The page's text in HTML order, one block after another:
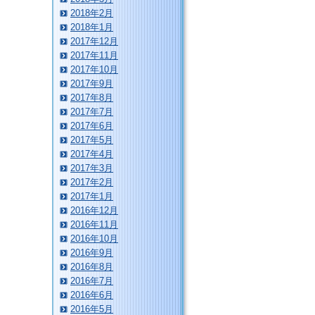
2018年2月
2018年1月
2017年12月
2017年11月
2017年10月
2017年9月
2017年8月
2017年7月
2017年6月
2017年5月
2017年4月
2017年3月
2017年2月
2017年1月
2016年12月
2016年11月
2016年10月
2016年9月
2016年8月
2016年7月
2016年6月
2016年5月